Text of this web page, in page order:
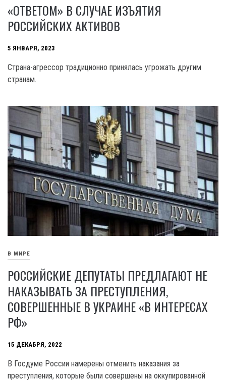
«ОТВЕТОМ» В СЛУЧАЕ ИЗЪЯТИЯ
РОССИЙСКИХ АКТИВОВ
5 ЯНВАРЯ, 2023
Страна-агрессор традиционно принялась угрожать другим
странам.
В МИРЕ
РОССИЙСКИЕ ДЕПУТАТЫ ПРЕДЛАГАЮТ НЕ
НАКАЗЫВАТЬ ЗА ПРЕСТУПЛЕНИЯ,
СОВЕРШЕННЫЕ В УКРАИНЕ «В ИНТЕРЕСАХ
РФ»
15 ДЕКАБРЯ, 2022
В Госдуме России намерены отменить наказания за
преступления, которые были совершены на оккупированной